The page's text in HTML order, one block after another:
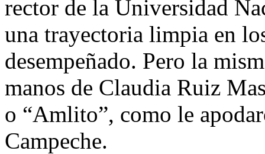
rector de la Universidad
una trayectoria limpia en
desempeñado. Pero la
manos de Claudia Ruiz
o “Amlito”, como le
Campeche.